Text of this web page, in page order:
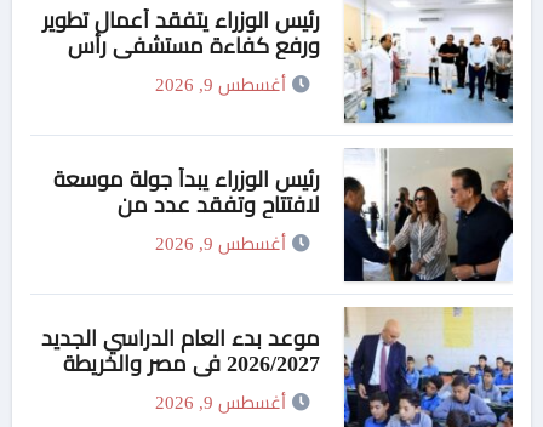
رئيس الوزراء يتفقد أعمال تطوير
ورفع كفاءة مستشفى رأس
الحكمة المركزي
أغسطس 9, 2026
رئيس الوزراء يبدأ جولة موسعة
لافتتاح وتفقد عدد من
المشروعات الخدمية والتنموية
بمحافظة مطروح ومتابعة
أغسطس 9, 2026
موعد بدء العام الدراسي الجديد
2026/2027 في مصر والخريطة
الزمنية الكاملة
أغسطس 9, 2026